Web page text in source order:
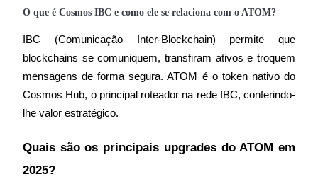
O que é Cosmos IBC e como ele se relaciona com o ATOM?
IBC (Comunicação Inter-Blockchain) permite que
blockchains se comuniquem, transfiram ativos e troquem
mensagens de forma segura. ATOM é o token nativo do
Cosmos Hub, o principal roteador na rede IBC, conferindo-
lhe valor estratégico.
Quais são os principais upgrades do ATOM em
2025?